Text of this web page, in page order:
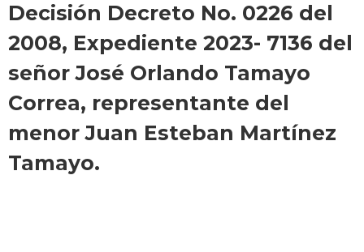
Decisión Decreto No. 0226 del
2008, Expediente 2023- 7136 del
señor José Orlando Tamayo
Correa, representante del
menor Juan Esteban Martínez
Tamayo.